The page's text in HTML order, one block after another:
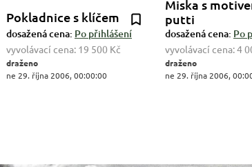
Pokladnice s klíčem
dosažená cena: Po přihlášení
vyvolávací cena: 19 500 Kč
draženo
ne 29. října 2006, 00:00:00
Miska s
putti
dosažená cena: Po
vyvolávací cena:4
draženo
ne 29. října 2006,